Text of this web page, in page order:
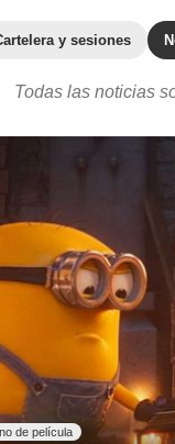
y sesiones
Todas las noticias
de película